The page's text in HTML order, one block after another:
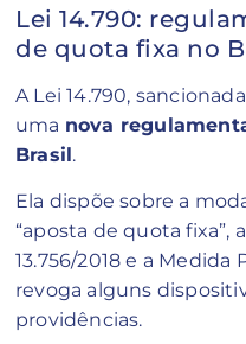
Lei 14.790:
de quota fixa no
A Lei 14.790,
uma nova
Brasil.
Ela dispõe sobre a
“aposta de quota fixa”,
13.756/2018 e a Medida
revoga alguns
providências.